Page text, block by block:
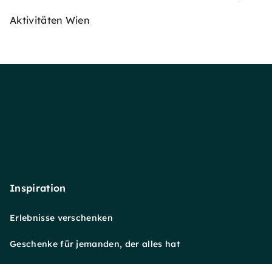
Aktivitäten Wien
Inspiration
Erlebnisse verschenken
Geschenke für jemanden, der alles hat